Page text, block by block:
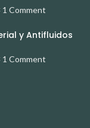
1 Comment
y Antifluidos
1 Comment